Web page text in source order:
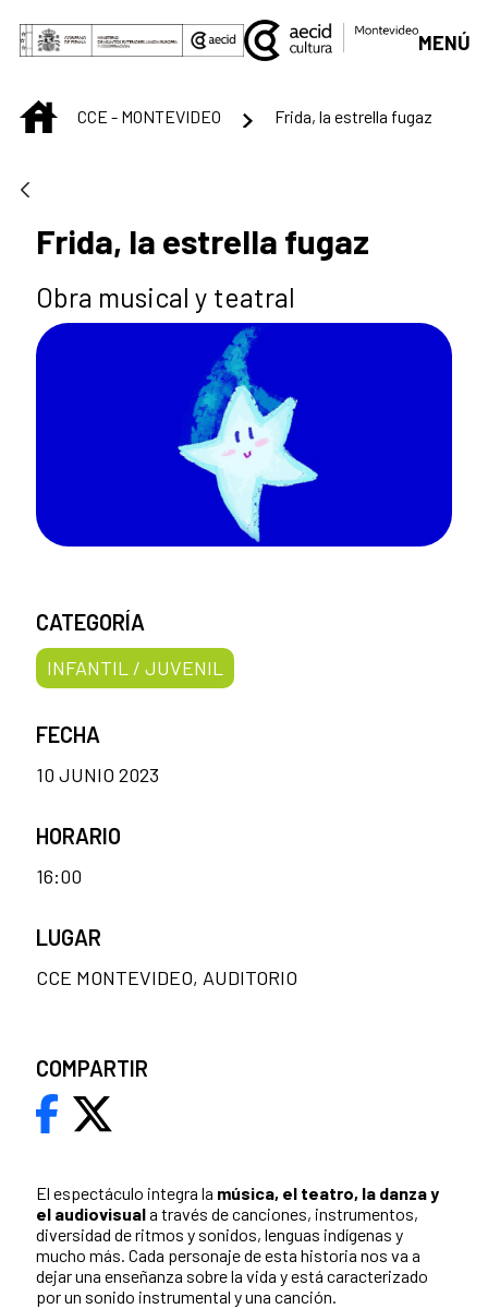
Saltar al contenido principal
MENÚ
INICIOCCE - MONTEVIDEO Frida, la estrella fugaz
Frida, la estrella fugaz
Obra musical y teatral
El espectáculo integra la música, el teatro, la danza y
el audiovisuala través de canciones, instrumentos,
diversidad de ritmos y sonidos, lenguas indígenas y
mucho más. Cada personaje de esta historia nos va a
dejar una enseñanza sobre la vida y está caracterizado
por un sonido instrumental y una canción.
CATEGORÍA
INFANTIL / JUVENIL
FECHA
10 JUNIO 2023
HORARIO
16:00
LUGAR
CCE MONTEVIDEO, AUDITORIO
COMPARTIR